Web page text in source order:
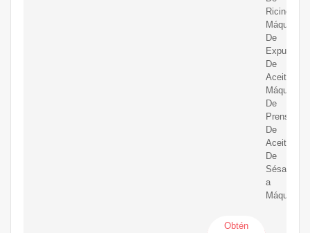
Ricino
Máquina
De
Expulsión
De
Aceite
Máquina
De
Prensa
De
Aceite
De
a
Máquina
Obtén